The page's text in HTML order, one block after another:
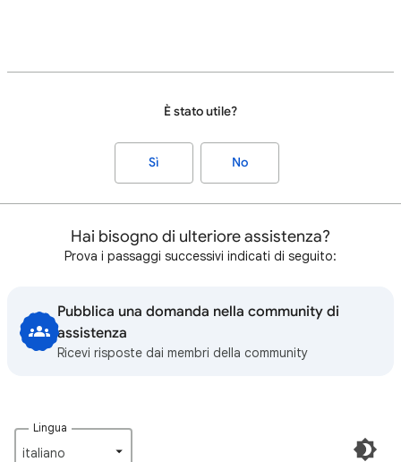
È stato utile?
Sì No
Hai bisogno di ulteriore assistenza?
Prova i passaggi successivi indicati di seguito:
Pubblica una domanda nella community di
assistenza
Ricevi risposte dai membri della community
Lingua
italiano‎